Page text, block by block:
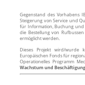
Gegenstand des Vorhabens
Steigerung von Service und
für Information, Buchung und
die Bestellung von
ermöglicht werden.
Dieses Projekt wird/wurde
Europäischen Fonds für
Operationelles Programm
Wachstum und Beschäftigung